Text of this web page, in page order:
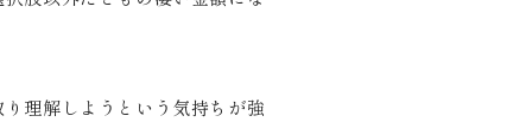
理解しようという気持ちが強